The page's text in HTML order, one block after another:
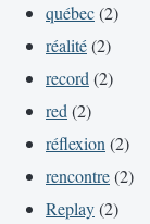
québec(2)
réalité(2)
record (2)
red (2)
réflexion (2)
rencontre(2)
Replay(2)